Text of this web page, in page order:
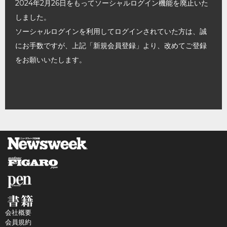
2024年2月26日をもってソーシャルログイン機能を廃止いた
しました。
ソーシャルログインを利用してログインされていた方は、誠
にお手数ですが、上記「新規会員登録」より、改めてご登録
をお願いいたします。
会社概要
会員規約